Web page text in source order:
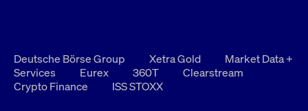
Deutsche Börse Group Xetra Gold
Market Data +
Services
Eurex 360T
Clearstream
Crypto Finance
ISS STOXX